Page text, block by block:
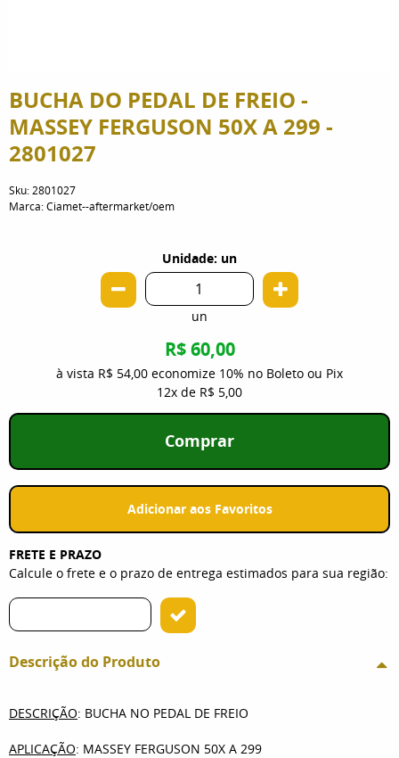
BUCHA DO PEDAL DE FREIO -
MASSEY FERGUSON 50X A 299 -
2801027
Sku: 2801027
Marca:Ciamet--aftermarket/oem
Unidade: un
un
R$ 60,00
à vista R$ 54,00 economize 10% no Boleto ou Pix
12x de R$ 5,00
Comprar
Adicionar aos Favoritos
FRETE E PRAZO
Calcule o frete e o prazo de entrega estimados para sua região:
Descrição do Produto
DESCRIÇÃO: BUCHA NO PEDAL DE FREIO
APLICAÇÃO: MASSEY FERGUSON 50X A 299